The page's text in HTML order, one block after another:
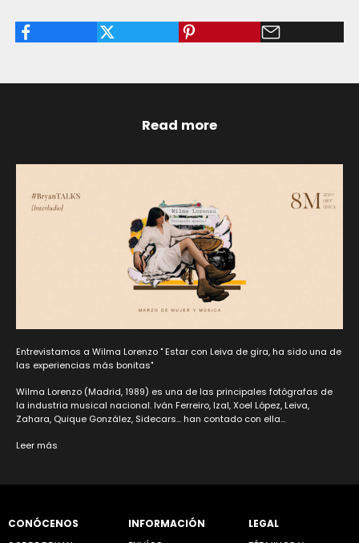
Read more
Entrevistamos a Wilma Lorenzo " Estar con Leiva de gira, ha sido una de
las experiencias más bonitas"
Wilma Lorenzo (Madrid, 1989) es una de las principales fotógrafas de
la industria musical nacional. Iván Ferreiro, Izal, Xoel López, Leiva,
Zahara, Quique González, Sidecars... han contado con ella...
Leer más
CONÓCENOS
INFORMACIÓN
LEGAL